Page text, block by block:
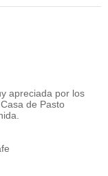
apreciada por los
de Pasto